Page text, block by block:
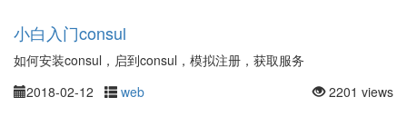
小白入门consul
如何安装consul，启到consul，模拟注册，获取服务
2018-02-12
web 2201 views